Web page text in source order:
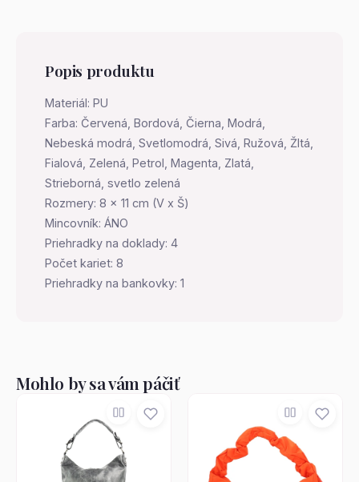
Popis produktu
Materiál: PU
Farba: Červená, Bordová, Čierna, Modrá,
Nebeská modrá, Svetlomodrá, Sivá, Ružová, Žltá,
Fialová, Zelená, Petrol, Magenta, Zlatá,
Strieborná, svetlo zelená
Rozmery: 8 x 11 cm (V x Š)
Mincovník: ÁNO
Priehradky na doklady: 4
Počet kariet: 8
Priehradky na bankovky: 1
Mohlo by sa vám páčiť